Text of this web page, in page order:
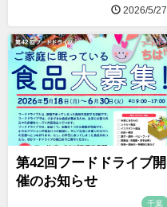
2026/5/27
第42回フードドライブ開
催のお知らせ
千葉